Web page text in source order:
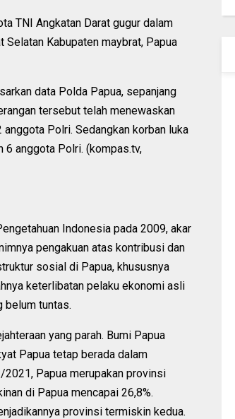
TNI Angkatan Darat gugur dalam
Kabupaten maybrat, Papua
data Polda Papua, sepanjang
tersebut telah menewaskan
Polri. Sedangkan korban luka
6 anggota Polri. (kompas.tv,
Indonesia pada 2009, akar
pengakuan atas kontribusi dan
sosial di Papua, khususnya
keterlibatan pelaku ekonomi asli
belum tuntas.
yang parah. Bumi Papua
Papua tetap berada dalam
Papua merupakan provinsi
di Papua mencapai 26,8%.
provinsi termiskin kedua.